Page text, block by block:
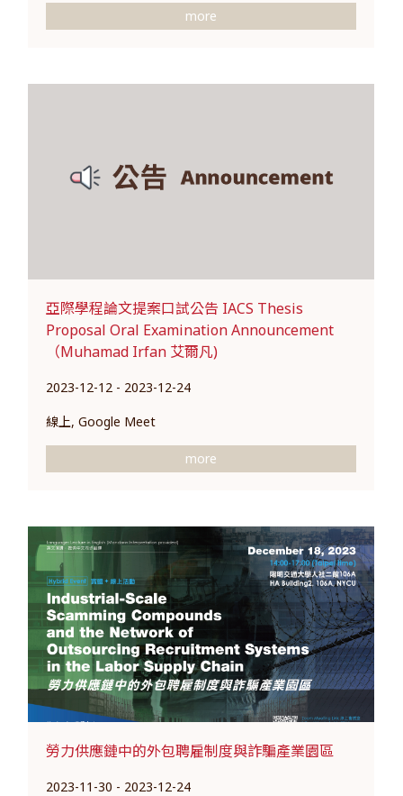
more
亞際學程論文提案口試公告 IACS Thesis
Proposal Oral Examination Announcement
（Muhamad Irfan 艾爾凡)
2023-12-12 - 2023-12-24
線上, Google Meet
more
勞力供應鏈中的外包聘雇制度與詐騙產業園區
2023-11-30 - 2023-12-24